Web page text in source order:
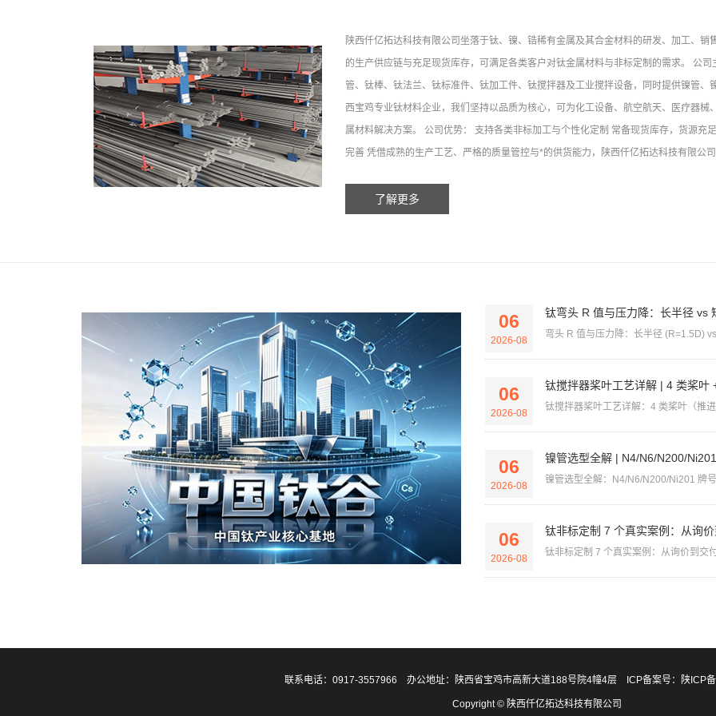
陕西仟亿拓达科技有限公司坐落于钛、镍、锆稀有金属及其合金材料的研发、加工、
的生产供应链与充足现货库存，可满足各类客户对钛金属材料与非标定制的需求。 公
管、钛棒、钛法兰、钛标准件、钛加工件、钛搅拌器及工业搅拌设备，同时提供镍管
西宝鸡专业钛材料企业，我们坚持以品质为核心，可为化工设备、航空航天、医疗器
属材料解决方案。 公司优势： 支持各类非标加工与个性化定制 常备现货库存，货源充
完善 凭借成熟的生产工艺、严格的质量管控与*的供货能力，陕西仟亿拓达科技有限公
了解更多
06
2026-08
钛弯头 R 值与压力降：长半径 vs
弯头 R 值与压力降：长半径 (R=1.5D)
06
2026-08
钛搅拌器桨叶工艺详解 | 4 类桨叶
钛搅拌器桨叶工艺详解：4 类桨叶（推
06
2026-08
镍管选型全解 | N4/N6/N200/
镍管选型全解：N4/N6/N200/Ni201 牌
06
2026-08
钛非标定制 7 个真实案例：从询
钛非标定制 7 个真实案例：从询价到交
联系电话：0917-3557966 办公地址：陕西省宝鸡市高新大道188号院4幢4层 ICP备案号： 陕ICP
Copyright © 陕西仟亿拓达科技有限公司